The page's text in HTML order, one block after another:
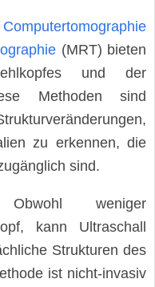
Computertomographie
(MRT) bieten
und der
Methoden sind
zu erkennen, die
sind.
weniger
kann Ultraschall
Strukturen des
ist nicht-invasiv